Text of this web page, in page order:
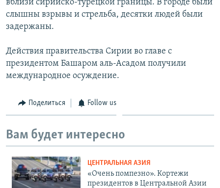
вблизи сирийско-турецкой границы. В городе были
слышны взрывы и стрельба, десятки людей были
задержаны.
Действия правительства Сирии во главе с
президентом Башаром аль-Асадом получили
международное осуждение.
Поделиться Follow us
Вам будет интересно
ЦЕНТРАЛЬНАЯ АЗИЯ
«Очень помпезно». Кортежи
президентов в Центральной Азии